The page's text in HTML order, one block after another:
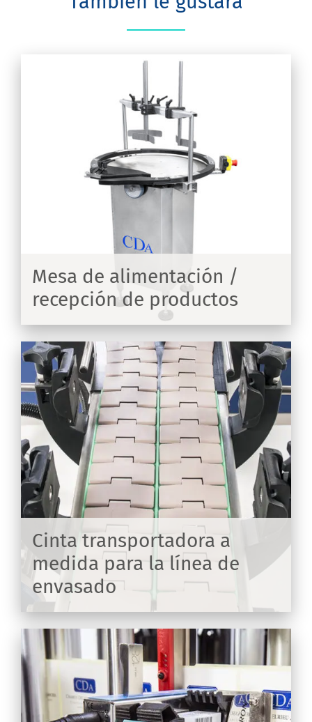
Mesa de alimentación /
recepción de productos
Cinta transportadora a
medida para la línea de
envasado